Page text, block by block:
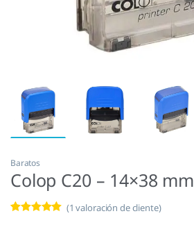
Baratos
Colop C20 – 14×38 mm
(1 valoración de cliente)